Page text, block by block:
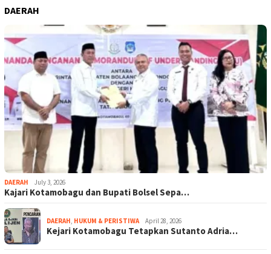
DAERAH
DAERAH July 3, 2026
Kajari Kotamobagu dan Bupati Bolsel Sepa…
DAERAH, HUKUM & PERISTIWA April 28, 2026
Kejari Kotamobagu Tetapkan Sutanto Adria…